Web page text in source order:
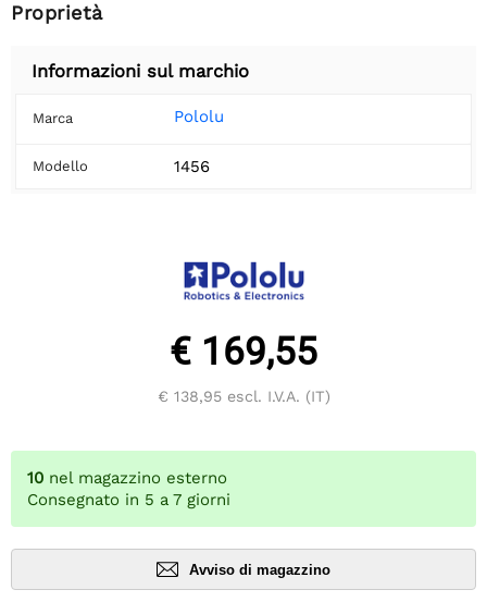
Proprietà
Informazioni sul marchio
Marca Pololu
Modello 1456
€ 169,55
€ 138,95escl. I.V.A. (IT)
10 nel magazzino esterno
Consegnato in 5 a 7 giorni
Avviso di magazzino